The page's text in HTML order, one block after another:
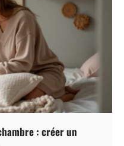
: créer un